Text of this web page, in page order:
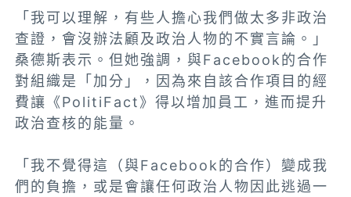
「我可以理解，有些人擔心我們做太多非政治
查證，會沒辦法顧及政治人物的不實言論。」
桑德斯表示。但她強調，與Facebook的合作
對組織是「加分」，因為來自該合作項目的經
費讓《PolitiFact》得以增加員工，進而提升
政治查核的能量。
「我不覺得這（與Facebook的合作）變成我
們的負擔，或是會讓任何政治人物因此逃過一